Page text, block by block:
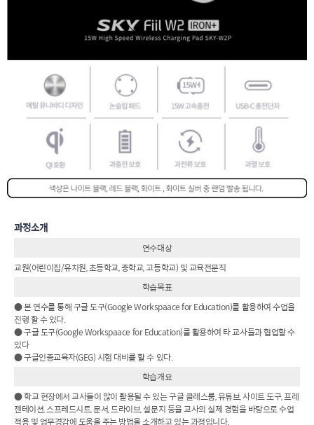
과정소개
연수대상
교원(어린이집/유치원, 초등학교, 중학교, 고등학교) 및 교육전문직
학습목표
● 본 연수를 통해 구글 도구(Google Workspaace for Education)를 활용하여 수업을
진행 할 수 있다.
● 구글 도구(Google Workspaace for Education)를 활용하여 타 교사들과 협업할 수
있다
● 구글인증교육자(GEG) 시험 대비를 할 수 있다.
학습개요
● 학교 현장에서 교사들이 많이 활용될 수 있는 구글 클래스룸, 유튜브, 사이트 도구, 프레
젠테이션, 스프레드시트, 문서, 드라이브, 설문지 등을 교사의 실제 경험을 바탕으로 수업
적용 및 업무경감에 도움을 주는 방법을 소개하고 있는 과정입니다.